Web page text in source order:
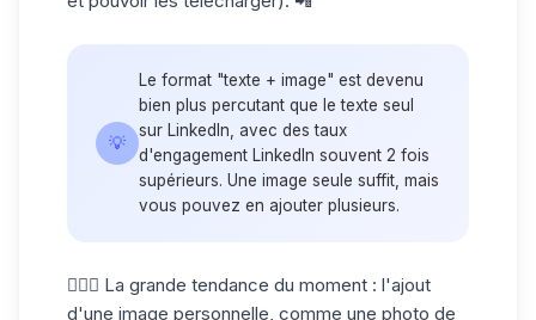
💡
Le format "texte + image" est devenu
bien plus percutant que le texte seul
sur LinkedIn, avec destaux
d'engagement LinkedIn souvent 2 fois
supérieurs. Une image seule suffit, mais
vous pouvez en ajouter plusieurs.
👱🏼‍♀️ La grande tendance du moment : l'ajout
d'une image personnelle, comme une photo de